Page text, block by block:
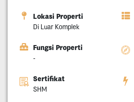
Lokasi Properti
Di Luar Komplek
Fungsi Properti
-
Sertifikat
SHM